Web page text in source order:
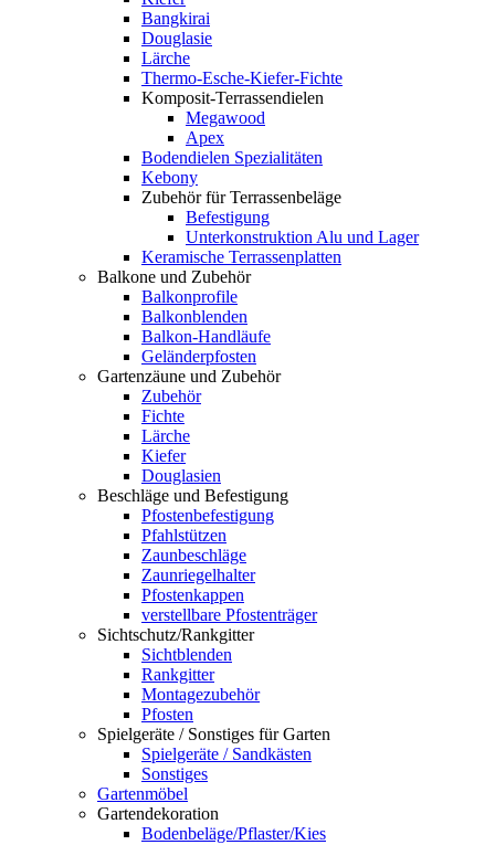
Bangkirai
Douglasie
Lärche
Thermo-Esche-Kiefer-Fichte
Komposit-Terrassendielen
Megawood
Apex
Bodendielen Spezialitäten
Kebony
Zubehör für Terrassenbeläge
Befestigung
Unterkonstruktion Alu und Lager
Keramische Terrassenplatten
Balkone und Zubehör
Balkonprofile
Balkonblenden
Balkon-Handläufe
Geländerpfosten
Gartenzäune und Zubehör
Zubehör
Fichte
Lärche
Kiefer
Douglasien
Beschläge und Befestigung
Pfostenbefestigung
Pfahlstützen
Zaunbeschläge
Zaunriegelhalter
Pfostenkappen
verstellbare Pfostenträger
Sichtschutz/Rankgitter
Sichtblenden
Rankgitter
Montagezubehör
Pfosten
Spielgeräte / Sonstiges für Garten
Spielgeräte / Sandkästen
Sonstiges
Gartenmöbel
Gartendekoration
Bodenbeläge/Pflaster/Kies